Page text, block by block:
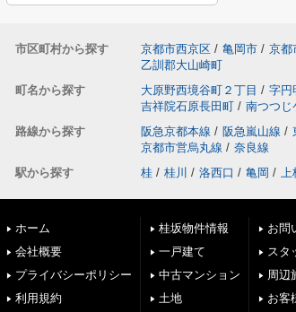
市区町村から探す 京都市西京区 / 亀岡市 / 京都
乙訓郡大山崎町
町名から探す
大原野西境谷町２丁目 / 字円
吉祥院石原長田町 / 南つつじ
路線から探す
阪急京都本線 / 阪急嵐山線 /
京都市営烏丸線 / 奈良線
駅から探す
桂 / 桂川 / 洛西口 / 亀岡 / 上
ホーム
会社概要
プライバシーポリシー
利用規約
桂坂物件情報
一戸建て
中古マンション
土地
お問
スタ
周辺
お客